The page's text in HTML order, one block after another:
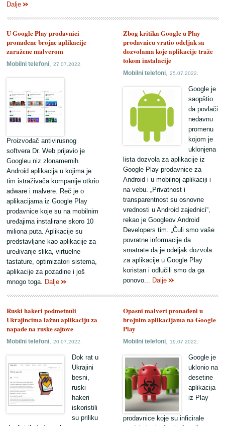
Dalje
Zbog kritika Google u Play
prodavnicu vratio odeljak sa
dozvolama koje aplikacije traže
tokom instalacije
Mobilni telefoni,25.07.2022.
Google je
saopštio
da povlači
nedavnu
promenu
kojom je
uklonjena
lista dozvola za aplikacije iz
Google Play prodavnice za
Android i u mobilnoj aplikaciji i
na vebu. „Privatnost i
transparentnost su osnovne
vrednosti u Android zajednici“,
rekao je Googleov Android
Developers tim. „Čuli smo vaše
povratne informacije da
smatrate da je odeljak dozvola
za aplikacije u Google Play
koristan i odlučili smo da ga
ponovo... Dalje
U Google Play prodavnici
pronađene brojne aplikacije
zaražene malverom
Mobilni telefoni,27.07.2022.
Proizvođač antivirusnog
softvera Dr. Web prijavio je
Googleu niz zlonamernih
Android aplikacija u kojima je
tim istraživača kompanije otkrio
adware i malvere. Reč je o
aplikacijama iz Google Play
prodavnice koje su na mobilnim
uređajima instalirane skoro 10
miliona puta. Aplikacije su
predstavljane kao aplikacije za
uređivanje slika, virtuelne
tastature, optimizatori sistema,
aplikacije za pozadine i još
mnogo toga. Dalje
Opasni malveri pronađeni u
brojnim aplikacijama na Google
Play
Mobilni telefoni,19.07.2022.
Google je
uklonio na
desetine
aplikacija
iz Play
prodavnice koje su inficirale
Ruski hakeri podmetnuli
Ukrajincima lažnu aplikaciju za
napade na ruske sajtove
Mobilni telefoni,20.07.2022.
Dok rat u
Ukrajini
besni,
ruski
hakeri
iskoristili
su priliku